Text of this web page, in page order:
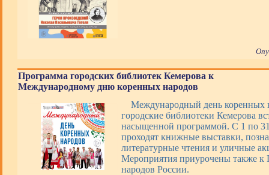
Программа городских библиотек Кемерова к
Международному дню коренных народов
Международный день коренных
городские библиотеки Кемерова
насыщенной программой. С 1 по 31
проходят книжные выставки,
литературные чтения и уличные
Мероприятия приурочены также к
народов России.